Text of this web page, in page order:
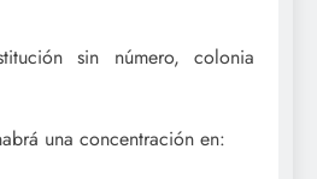
sin número, colonia
una concentración en: